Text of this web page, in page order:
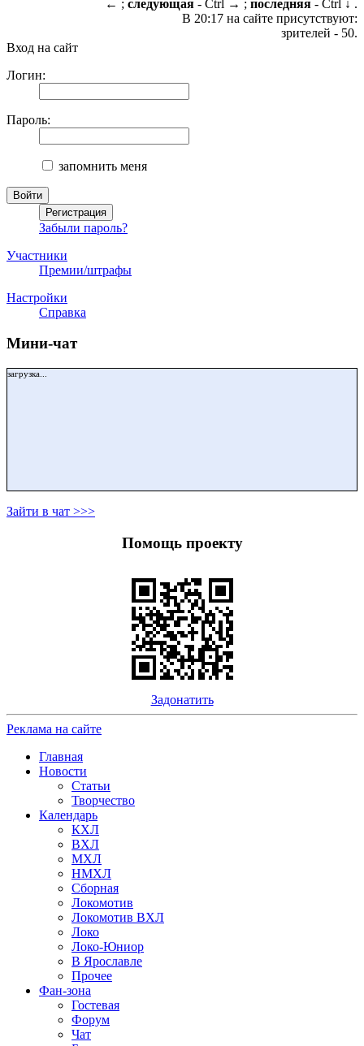
← ; следующая - Ctrl → ; последняя - Ctrl ↓ .
В 20:17 на сайте присутствуют:
зрителей - 50.
Вход на сайт
Логин:
Пароль:
запомнить меня
Забыли пароль?
Участники
Премии/штрафы
Настройки
Справка
Мини-чат
загрузка...
Зайти в чат >>>
Помощь проекту
Задонатить
Реклама на сайте
Главная
Новости
Статьи
Творчество
Календарь
КХЛ
ВХЛ
МХЛ
НМХЛ
Сборная
Локомотив
Локомотив ВХЛ
Локо
Локо-Юниор
В Ярославле
Прочее
Фан-зона
Гостевая
Форум
Чат